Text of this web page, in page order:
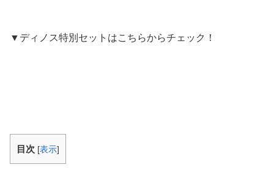
▼ディノス特別セットはこちらからチェック！
目次 [表示]